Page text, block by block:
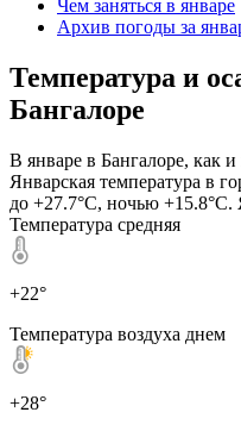
Чем заняться в январе
Архив погоды за
Температура и
Бангалоре
В январе в Бангалоре, как
Январская температура в
до +27.7°C, ночью
Температура средняя
+22°
Температура воздуха днем
+28°